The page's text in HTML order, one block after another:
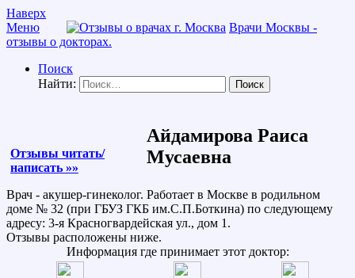
Наверх
Меню
Врачи Москвы -
отзывы о докторах.
Поиск
Найти:
Отзывы читать/
написать »»
Айдамирова Раиса
Мусаевна
Врач - акушер-гинеколог. Работает в Москве в родильном
доме № 32 (при ГБУЗ ГКБ им.С.П.Боткина) по следующему
адресу: 3-я Красногвардейская ул., дом 1.
Отзывы расположены ниже.
Информация где принимает этот доктор: